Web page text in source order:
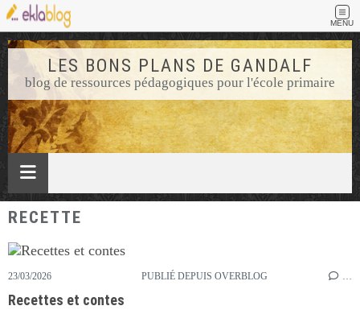
MENU
LES BONS PLANS DE GANDALF
blog de ressources pédagogiques pour l'école primaire
RECETTE
23/03/2026 PUBLIÉ DEPUIS OVERBLOG …
Recettes et contes